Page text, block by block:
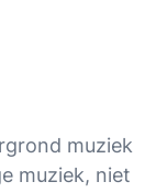
muziek
muziek, niet